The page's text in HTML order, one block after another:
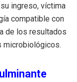
ingreso, víctima
compatible con
de los resultados
microbiológicos.